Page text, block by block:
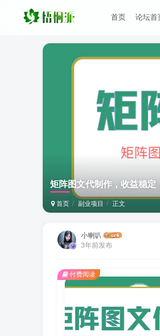
首页 论坛首
矩阵图文代制作，收益稳
首页 副业项目 正文
小喇叭
3年前发布
付费阅读